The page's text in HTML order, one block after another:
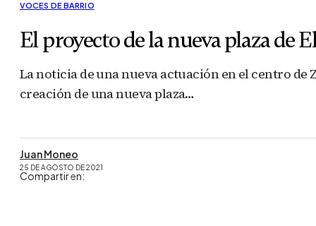
VOCES DE BARRIO
El proyecto de la nueva plaza de
La noticia de una nueva actuación en el centro
creación de una nueva plaza…
Juan Moneo
25 DE AGOSTO DE 2021
Compartir en: